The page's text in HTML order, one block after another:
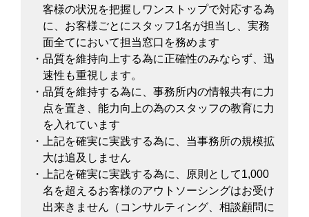
客様の状況を把握しワンストップで対応する為
に、お客様ごとにスタッフ1名が担当し、実務
面全てにおいて担当窓口を務めます
・品質を維持向上する為に正確性のみならず、迅
速性も重視します。
・品質を維持する為に、事務所内の情報共有に力
点を置き、能力向上の為のスタッフの教育に力
を入れています
・上記を確実に実践する為に、当事務所の規模拡
大は追及しません
・上記を確実に実践する為に、原則として1,000
名を超えるお客様のアウトソーシングはお受け
出来きません（コンサルティング、相談顧問に